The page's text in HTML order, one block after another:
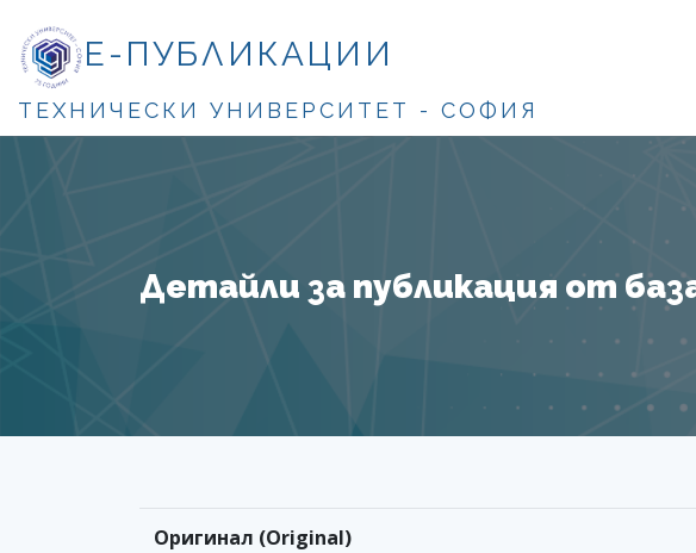
Е-ПУБЛИКАЦИИ
ТЕХНИЧЕСКИ УНИВЕРСИТЕТ - СОФИЯ
Детайли за публикация от
Оригинал (Original)